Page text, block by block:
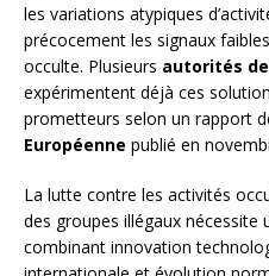
les variations atypiques
précocement les signaux
occulte. Plusieurs autorités
expérimentent déjà ces
prometteurs selon un rapport
Européenne publié en
La lutte contre les activités
des groupes illégaux nécessite
combinant innovation